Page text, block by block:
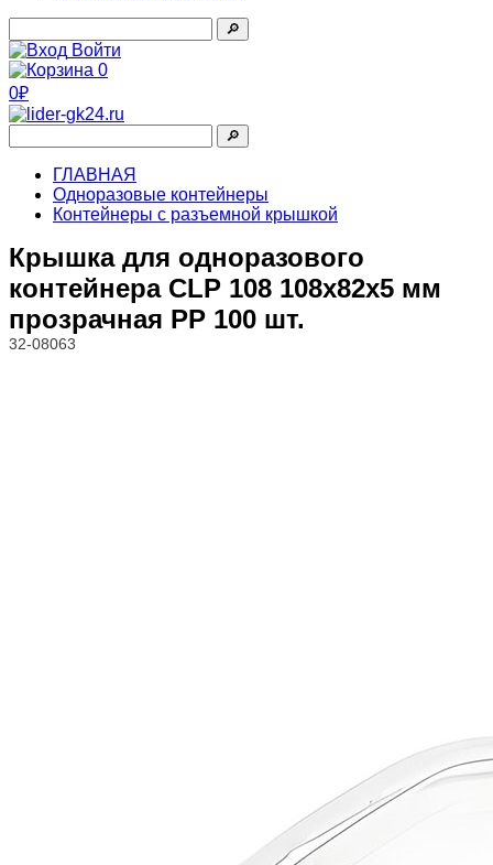
🔎︎
Войти
0
0₽
🔎︎
ГЛАВНАЯ
Одноразовые контейнеры
Контейнеры с разъемной крышкой
Крышка для одноразового
контейнера CLP 108 108х82х5 мм
прозрачная PP 100 шт.
32-08063